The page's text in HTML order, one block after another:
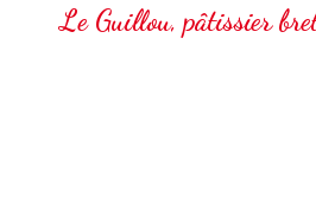
Le Guillou, pâtissier